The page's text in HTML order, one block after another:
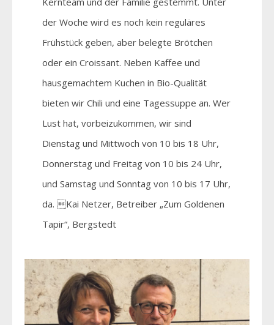
der Woche wird es noch kein reguläres
Frühstück geben, aber belegte Brötchen
oder ein Croissant. Neben Kaffee und
hausgemachtem Kuchen in Bio-Qualität
bieten wir Chili und eine Tagessuppe an. Wer
Lust hat, vorbeizukommen, wir sind
Dienstag und Mittwoch von 10 bis 18 Uhr,
Donnerstag und Freitag von 10 bis 24 Uhr,
und Samstag und Sonntag von 10 bis 17 Uhr,
da. Kai Netzer, Betreiber „Zum Goldenen
Tapir“, Bergstedt